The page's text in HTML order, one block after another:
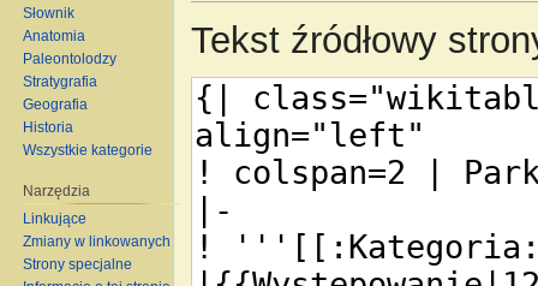
Tekst źródłowy
Słownik
Anatomia
Paleontolodzy
Stratygrafia
Geografia
Historia
Wszystkie kategorie
Narzędzia
Linkujące
Zmiany w linkowanych
Strony specjalne